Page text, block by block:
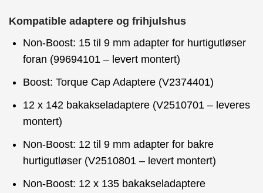
Kompatible adaptere og frihjulshus
Non-Boost: 15 til 9 mm adapter for hurtigutløser
foran (99694101 – levert montert)
Boost: Torque Cap Adaptere (V2374401)
12 x 142 bakakseladaptere (V2510701 – leveres
montert)
Non-Boost: 12 til 9 mm adapter for bakre
hurtigutløser (V2510801 – levert montert)
Non-Boost: 12 x 135 bakakseladaptere